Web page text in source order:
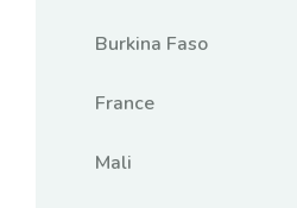
Burkina Faso
France
Mali